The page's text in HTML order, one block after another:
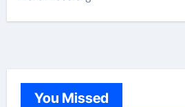
You Missed